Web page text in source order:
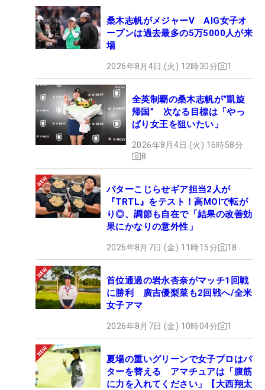
桑木志帆がメジャーV AIG女子オ
ープンは過去最多の5万5000人が来
場
2026年8月4日 (火) 12時30分 1
全英制覇の桑木志帆が“凱旋
帰国” 次なる目標は「やっ
ぱり女王を狙いたい」
2026年8月4日 (火) 16時58分
8
パターこじらせギア担当2人が
『TRTL』をテスト！高MOIで転が
り◎、調節も自在で「結果の改善効
果にかなりの意外性」
2026年8月7日 (金) 11時15分 18
首位通過の岩永杏奈がマッチ1回戦
に勝利 廣吉優梨菜も2回戦へ/全米
女子アマ
2026年8月7日 (金) 10時04分 1
夏場の重いグリーンで女子プロはパ
ターを替える アマチュアは「腹筋
に力を入れてください」【大西翔太